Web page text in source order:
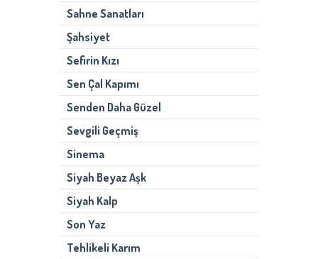
Sahne Sanatları
Şahsiyet
Sefirin Kızı
Sen Çal Kapımı
Senden Daha Güzel
Sevgili Geçmiş
Sinema
Siyah Beyaz Aşk
Siyah Kalp
Son Yaz
Tehlikeli Karım